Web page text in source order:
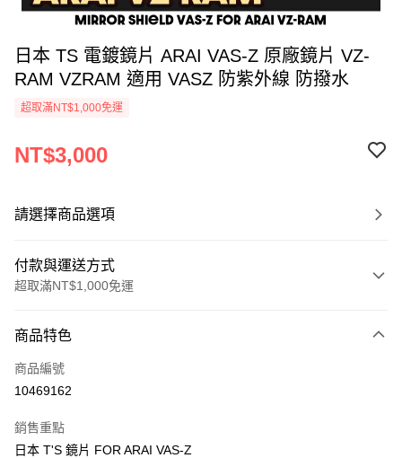
日本 TS 電鍍鏡片 ARAI VAS-Z 原廠鏡片 VZ-
RAM VZRAM 適用 VASZ 防紫外線 防撥水
超取滿NT$1,000免運
NT$3,000
請選擇商品選項
付款與運送方式
超取滿NT$1,000免運
信用卡一次付款
超商取貨付款
ATM付款
商品特色
商品編號
10469162
銷售重點
日本 T'S 鏡片 FOR ARAI VAS-Z